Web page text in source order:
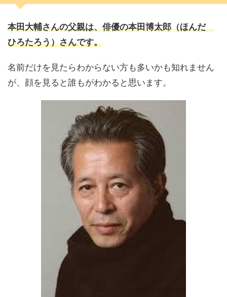
本田大輔さんの父親は、俳優の本田博太郎（ほんだ
ひろたろう）さんです。
名前だけを見たらわからない方も多いかも知れません
が、顔を見ると誰もがわかると思います。